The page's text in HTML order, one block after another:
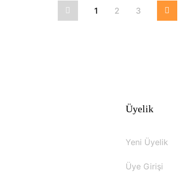
1 2 3
Üyelik
Yeni Üyelik
Üye Girişi